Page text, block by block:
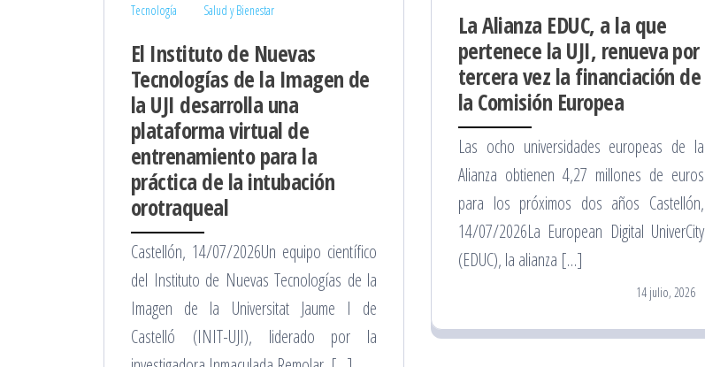
Tecnología
Salud y Bienestar
El Instituto de Nuevas
Tecnologías de la Imagen de
la UJI desarrolla una
plataforma virtual de
entrenamiento para la
práctica de la intubación
orotraqueal
Castellón, 14/07/2026Un equipo científico
del Instituto de Nuevas Tecnologías de la
Imagen de la Universitat Jaume I de
Castelló (INIT-UJI), liderado por la
La Alianza EDUC, a la que
pertenece la UJI, renueva por
tercera vez la financiación de
la Comisión Europea
Las ocho universidades europeas de la
Alianza obtienen 4,27 millones de euros
para los próximos dos años Castellón,
14/07/2026La European Digital UniverCity
(EDUC), la alianza […]
14 julio, 2026